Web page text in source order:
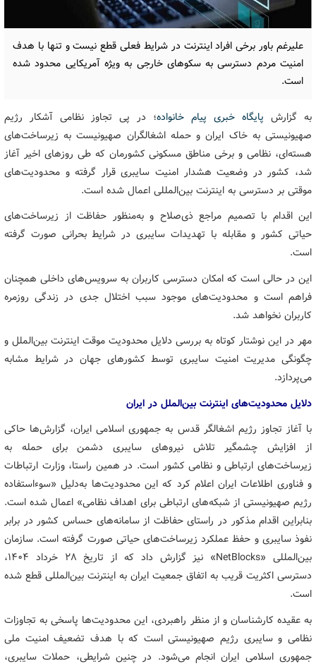
علیرغم باور برخی افراد اینترنت در شرایط فعلی قطع نیست و تنها با هدف
امنیت مردم دسترسی به سکوهای خارجی به ویژه آمریکایی محدود شده
است.
به گزارش پایگاه خبری پیام خانواده؛ در پی تجاوز نظامی آشکار رژیم
صهیونیستی به خاک ایران و حمله اشغالگران صهیونیست به زیرساخت‌های
هسته‌ای، نظامی و برخی مناطق مسکونی کشورمان که طی روزهای اخیر آغاز
شد، کشور در وضعیت هشدار امنیت سایبری قرار گرفته و محدودیت‌های
موقتی بر دسترسی به اینترنت بین‌المللی اعمال شده است.
این اقدام با تصمیم مراجع ذی‌صلاح و به‌منظور حفاظت از زیرساخت‌های
حیاتی کشور و مقابله با تهدیدات سایبری در شرایط بحرانی صورت گرفته
است.
این در حالی است که امکان دسترسی کاربران به سرویس‌های داخلی همچنان
فراهم است و محدودیت‌های موجود سبب اختلال جدی در زندگی روزمره
کاربران نخواهد شد.
مهر در این نوشتار کوتاه به بررسی دلایل محدودیت موقت اینترنت بین‌الملل و
چگونگی مدیریت امنیت سایبری توسط کشورهای جهان در شرایط مشابه
می‌پردازد.
دلایل محدودیت‌های اینترنت بین‌الملل در ایران
با آغاز تجاوز رژیم اشغالگر قدس به جمهوری اسلامی ایران، گزارش‌ها حاکی
از افزایش چشمگیر تلاش نیروهای سایبری دشمن برای حمله به
زیرساخت‌های ارتباطی و نظامی کشور است. در همین راستا، وزارت ارتباطات
و فناوری اطلاعات ایران اعلام کرد که این محدودیت‌ها به‌دلیل «سوءاستفاده
رژیم صهیونیستی از شبکه‌های ارتباطی برای اهداف نظامی» اعمال شده است.
بنابراین اقدام مذکور در راستای حفاظت از سامانه‌های حساس کشور در برابر
نفوذ سایبری و حفظ عملکرد زیرساخت‌های حیاتی صورت گرفته است. سازمان
بین‌المللی «NetBlocks» نیز گزارش داد که از تاریخ ۲۸ خرداد ۱۴۰۴،
دسترسی اکثریت قریب به اتفاق جمعیت ایران به اینترنت بین‌المللی قطع شده
است.
به عقیده کارشناسان و از منظر راهبردی، این محدودیت‌ها پاسخی به تجاوزات
نظامی و سایبری رژیم صهیونیستی است که با هدف تضعیف امنیت ملی
جمهوری اسلامی ایران انجام می‌شود. در چنین شرایطی، حملات سایبری،